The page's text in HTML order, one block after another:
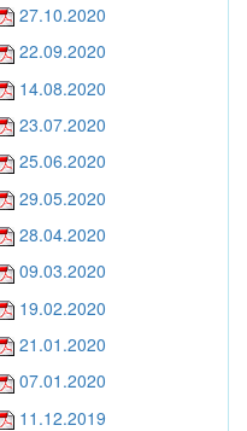
27.10.2020
22.09.2020
14.08.2020
23.07.2020
25.06.2020
29.05.2020
28.04.2020
09.03.2020
19.02.2020
21.01.2020
07.01.2020
11.12.2019